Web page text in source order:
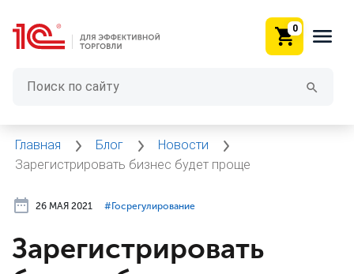
0
Главная Блог
Новости
Зарегистрировать бизнес будет проще
26 МАЯ 2021 #⁣Госрегулирование
Зарегистрировать